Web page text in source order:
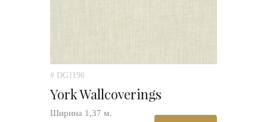
# DG1196
York Wallcoverings
Ширина 1,37 м.